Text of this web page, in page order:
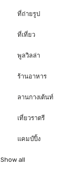
ที่ถ่ายรูป
ที่เที่ยว
พูลวิลล่า
ร้านอาหาร
ลานกางเต้นท์
เที่ยวราตรี
แคมป์ปิ้ง
Show all